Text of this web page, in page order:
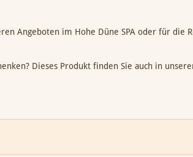
Angeboten im Hohe Düne SPA oder für
Dieses Produkt finden Sie auch in